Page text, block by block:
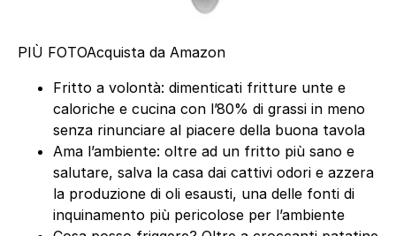
PIÙ FOTOAcquista da Amazon
Fritto a volontà: dimenticati fritture unte e
caloriche e cucina con l’80% di grassi in meno
senza rinunciare al piacere della buona tavola
Ama l’ambiente: oltre ad un fritto più sano e
salutare, salva la casa dai cattivi odori e azzera
la produzione di oli esausti, una delle fonti di
inquinamento più pericolose per l’ambiente